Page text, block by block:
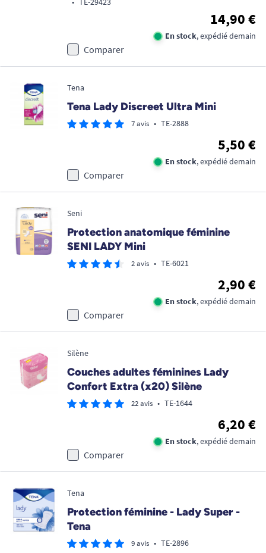
14,90 €
En stock, expédié demain
Comparer
Tena
Tena Lady Discreet Ultra Mini
7 avis • TE-2888
5,50 €
En stock, expédié demain
Comparer
Seni
Protection anatomique féminine
SENI LADY Mini
2 avis • TE-6021
2,90 €
En stock, expédié demain
Comparer
Silène
Couches adultes féminines Lady
Confort Extra (x20) Silène
22 avis • TE-1644
6,20 €
En stock, expédié demain
Comparer
Tena
Protection féminine - Lady Super -
Tena
9 avis • TE-2896